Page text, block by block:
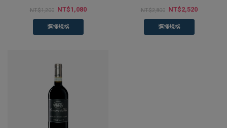
NT$1,200 NT$1,080
選擇規格
NT$2,800 NT$2,520
選擇規格